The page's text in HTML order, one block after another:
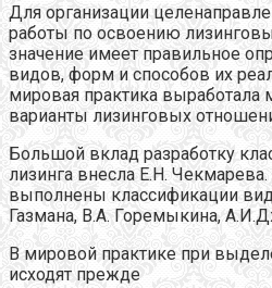
Для организации
работы по освоению
значение имеет правильное
видов, форм и способов их
мировая практика выработала
варианты лизинговых
Большой вклад разработку
лизинга внесла Е.Н.
выполнены классификации
Газмана, В.А. Горемыкина,
В мировой практике при
исходят прежде